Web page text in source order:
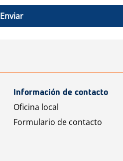
Enviar
Información de contacto
Oficina local
Formulario de contacto